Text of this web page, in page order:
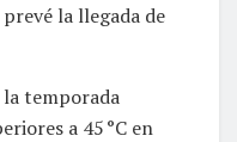
la llegada de
la temporada
a 45 °C en